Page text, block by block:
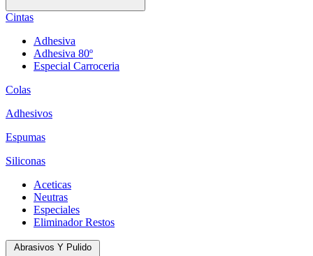
Cintas
Adhesiva
Adhesiva 80º
Especial Carroceria
Colas
Adhesivos
Espumas
Siliconas
Aceticas
Neutras
Especiales
Eliminador Restos
Abrasivos Y Pulido